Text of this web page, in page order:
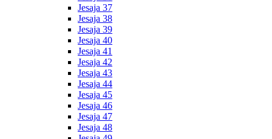
Jesaja 37
Jesaja 38
Jesaja 39
Jesaja 40
Jesaja 41
Jesaja 42
Jesaja 43
Jesaja 44
Jesaja 45
Jesaja 46
Jesaja 47
Jesaja 48